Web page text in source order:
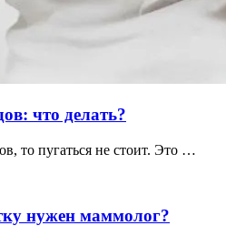
что делать?
то пугаться не стоит. Это …
нужен маммолог?